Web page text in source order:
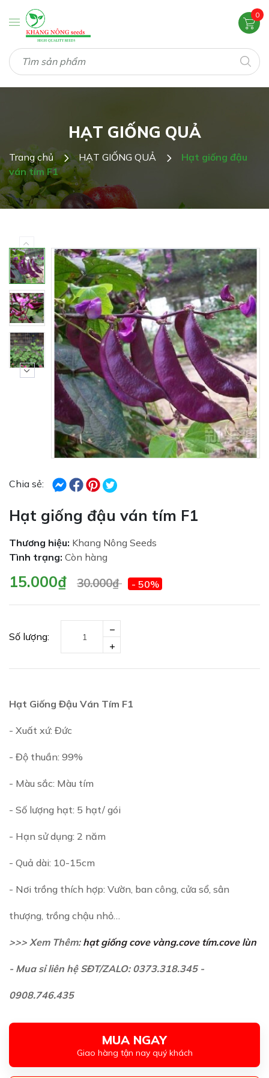
0
HẠT GIỐNG QUẢ
Trang chủ HẠT GIỐNG QUẢ
Hạt giống đậu
ván tím F1
Chia sẻ:
Hạt giống đậu ván tím F1
Thương hiệu: Khang Nông Seeds
Tình trạng: Còn hàng
15.000₫ 30.000₫ - 50%
Số lượng:
Hạt Giống Đậu Ván Tím F1
- Xuất xứ: Đức
- Độ thuần: 99%
- Màu sắc: Màu tím
- Số lượng hạt: 5 hạt/ gói
- Hạn sử dụng: 2 năm
- Quả dài: 10-15cm
- Nơi trồng thích hợp: Vườn, ban công, cửa sổ, sân
thượng, trồng chậu nhỏ…
>>> Xem Thêm: hạt giống cove vàng.cove tím.cove lùn
- Mua sỉ liên hệ SĐT/ZALO: 0373.318.345 -
0908.746.435
MUA NGAY
Giao hàng tận nay quý khách